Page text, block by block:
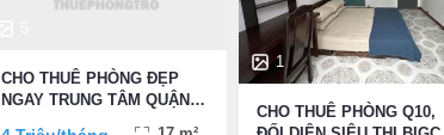
CHO THUÊ PHÒNG ĐẸP
NGAY TRUNG TÂM QUẬN
1
CHO THUÊ PHÒNG Q10,